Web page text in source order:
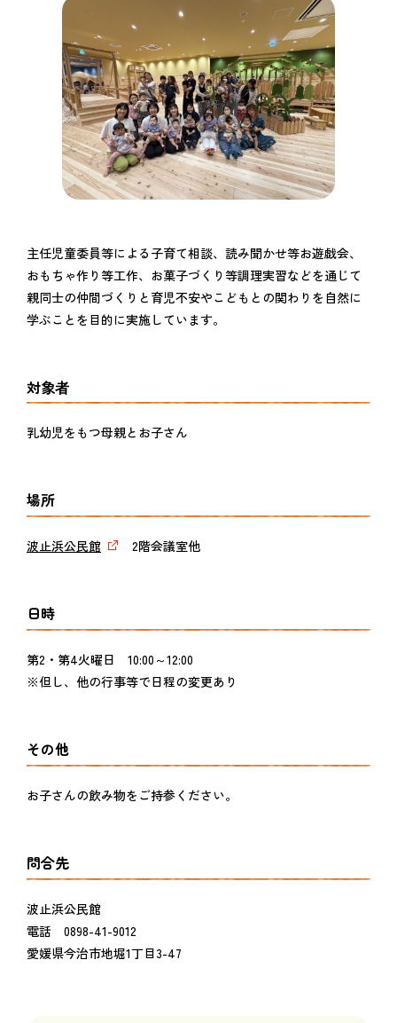
主任児童委員等による子育て相談、読み聞かせ等お遊戯会、
おもちゃ作り等工作、お菓子づくり等調理実習などを通じて
親同士の仲間づくりと育児不安やこどもとの関わりを自然に
学ぶことを目的に実施しています。
対象者
乳幼児をもつ母親とお子さん
場所
波止浜公民館 2階会議室他
日時
第2・第4火曜日 10:00～12:00
※但し、他の行事等で日程の変更あり
その他
お子さんの飲み物をご持参ください。
問合先
波止浜公民館
電話 0898-41-9012
愛媛県今治市地堀1丁目3-47